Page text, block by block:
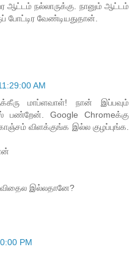
ஆட்டம் நல்லாருக்கு. நானும் ஆட்டம்
போட்டிர வேண்டியதுதான்.
AM
மாப்ளவாள்! நான் இப்பவும்
பண்றேன். Google Chromeக்கு
விளக்குங்க இல்ல குழப்புங்க.
இல்லதானே?
PM